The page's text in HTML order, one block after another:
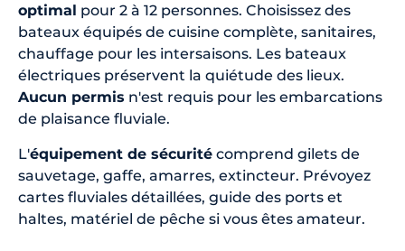
optimal pour 2 à 12 personnes. Choisissez des
bateaux équipés de cuisine complète, sanitaires,
chauffage pour les intersaisons. Les bateaux
électriques préservent la quiétude des lieux.
Aucun permis n'est requis pour les embarcations
de plaisance fluviale.
L'équipement de sécurité comprend gilets de
sauvetage, gaffe, amarres, extincteur. Prévoyez
cartes fluviales détaillées, guide des ports et
haltes, matériel de pêche si vous êtes amateur.